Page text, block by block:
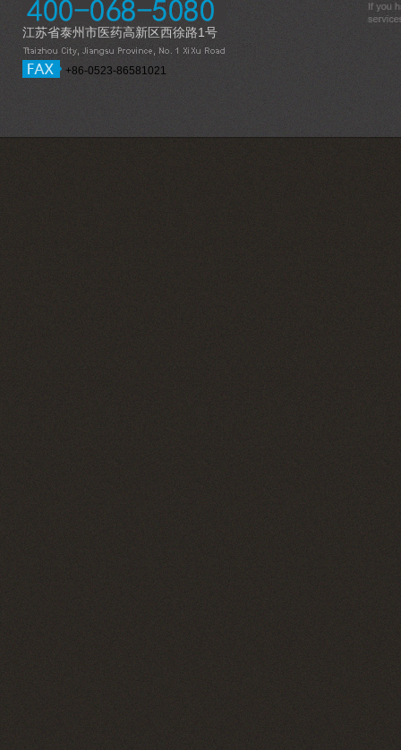
江苏省泰州市医药高新区西徐路1号
+86-0523-86581021